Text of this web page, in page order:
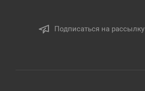
Подписаться на рассылку